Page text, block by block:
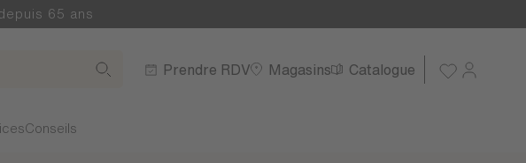
65 ans
Prendre RDV Magasins Catalogue
Conseils